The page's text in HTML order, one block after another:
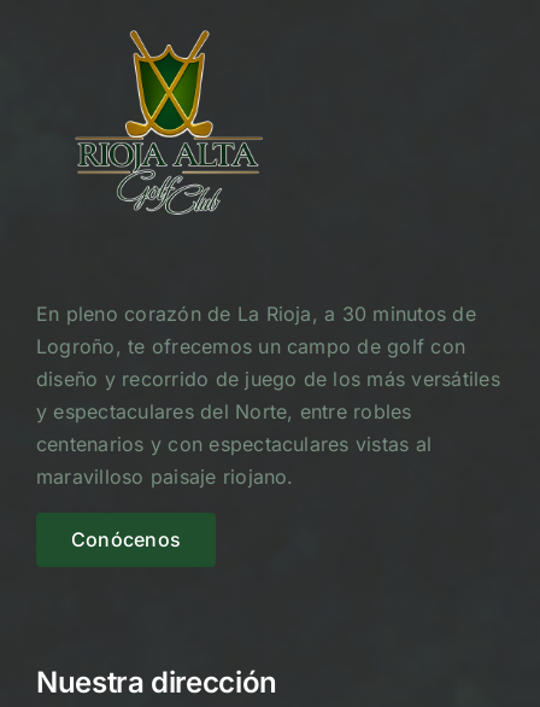
En pleno corazón de La Rioja, a 30 minutos de
Logroño, te ofrecemos un campo de golf con
diseño y recorrido de juego de los más versátiles
y espectaculares del Norte, entre robles
centenarios y con espectaculares vistas al
maravilloso paisaje riojano.
Conócenos
Nuestra dirección